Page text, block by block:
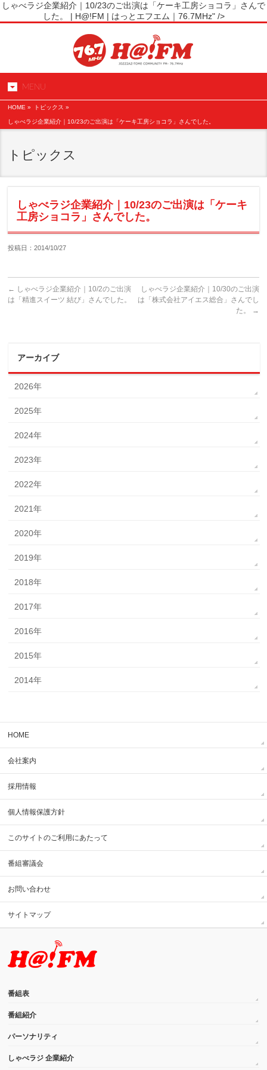
しゃべラジ企業紹介｜10/23のご出演は「ケーキ工房ショコラ」さんで
した。 | H@!FM | はっとエフエム｜76.7MHz" />
MENU
HOME » トピックス »
しゃべラジ企業紹介｜10/23のご出演は「ケーキ工房ショコラ」さんでした。
トピックス
しゃべラジ企業紹介｜10/23のご出演は「ケーキ
工房ショコラ」さんでした。
投稿日：2014/10/27
← しゃべラジ企業紹介｜10/2のご出演
は「精進スイーツ 結び」さんでした。
しゃべラジ企業紹介｜10/30のご出演
は「株式会社アイエス総合」さんでし
た。
→
アーカイブ
2026年
2025年
2024年
2023年
2022年
2021年
2020年
2019年
2018年
2017年
2016年
2015年
2014年
HOME
会社案内
採用情報
個人情報保護方針
このサイトのご利用にあたって
番組審議会
お問い合わせ
サイトマップ
番組表
番組紹介
パーソナリティ
しゃべラジ 企業紹介